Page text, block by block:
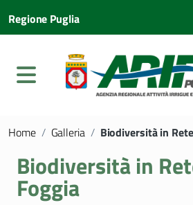
Regione Puglia
Home / Galleria / Biodiversità in
Biodiversità in
Foggia